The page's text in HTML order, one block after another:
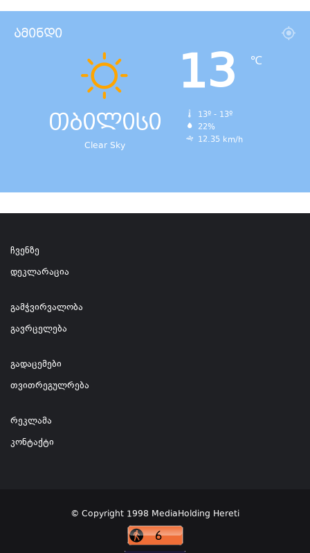
ამინდი
თბილისი
Clear Sky
13 ℃
13º - 13º
22%
12.35 km/h
ჩვენზე
დეკლარაცია
გამჭვირვალობა
გავრცელება
გადაცემები
თვითრეგულრება
რეკლამა
კონტაქტი
© Copyright 1998 MediaHolding Hereti